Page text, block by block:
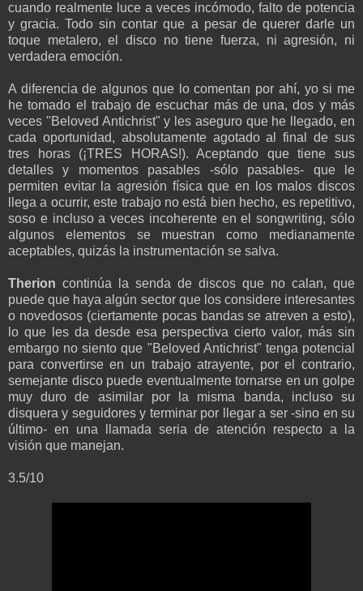
cuando realmente luce a veces incómodo, falto de potencia
y gracia. Todo sin contar que a pesar de querer darle un
toque metalero, el disco no tiene fuerza, ni agresión, ni
verdadera emoción.
A diferencia de algunos que lo comentan por ahí, yo si me
he tomado el trabajo de escuchar más de una, dos y más
veces "Beloved Antichrist" y les aseguro que he llegado, en
cada oportunidad, absolutamente agotado al final de sus
tres horas (¡TRES HORAS!). Aceptando que tiene sus
detalles y momentos pasables -sólo pasables- que le
permiten evitar la agresión física que en los malos discos
llega a ocurrir, este trabajo no está bien hecho, es repetitivo,
soso e incluso a veces incoherente en el songwriting, sólo
algunos elementos se muestran como medianamente
aceptables, quizás la instrumentación se salva.
Therion continúa la senda de discos que no calan, que
puede que haya algún sector que los considere interesantes
o novedosos (ciertamente pocas bandas se atreven a esto),
lo que les da desde esa perspectiva cierto valor, más sin
embargo no siento que "Beloved Antichrist" tenga potencial
para convertirse en un trabajo atrayente, por el contrario,
semejante disco puede eventualmente tornarse en un golpe
muy duro de asimilar por la misma banda, incluso su
disquera y seguidores y terminar por llegar a ser -sino en su
último- en una llamada seria de atención respecto a la
visión que manejan.
3.5/10